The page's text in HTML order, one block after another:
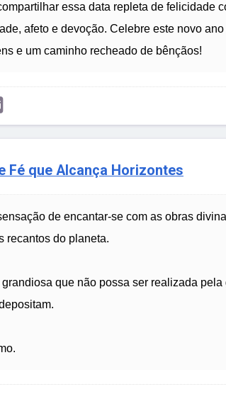
essa data repleta de felicidade
afeto e devoção. Celebre este novo
e um caminho recheado de bênçãos!
Fé que Alcança Horizontes
de encantar-se com as obras
recantos do planeta.
grandiosa que não possa ser realizada